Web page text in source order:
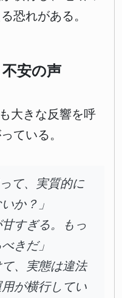
恐れがある。
安の声
大きな反響を呼
ている。
て、実質的に
か？」
すぎる。もっ
きだ」
て、実態は違法
が横行してい